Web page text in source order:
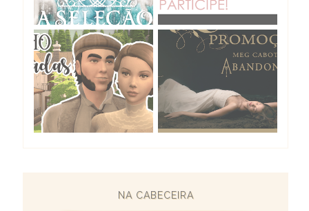
NA CABECEIRA